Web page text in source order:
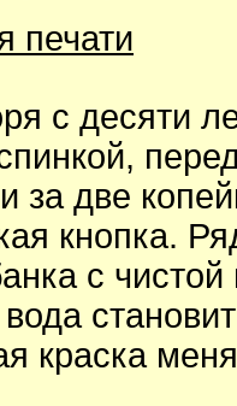
печати
с десяти
за две
кнопка.
с
вода
краска